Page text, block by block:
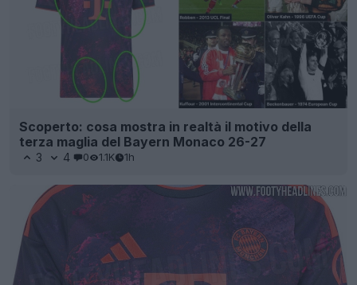
Scoperto: cosa mostra in realtà il motivo della
terza maglia del Bayern Monaco 26-27
3 4 0 1.1K 1h